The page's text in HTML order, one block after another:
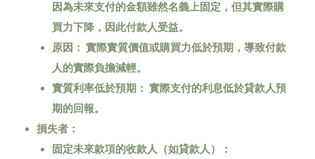
因為未來支付的金額雖然名義上固定，但其實際購
買力下降，因此付款人受益。
原因：實際實質價值或購買力低於預期，導致付款
人的實際負擔減輕。
實質利率低於預期：實際支付的利息低於貸款人預
期的回報。
損失者：
固定未來款項的收款人（如貸款人）：